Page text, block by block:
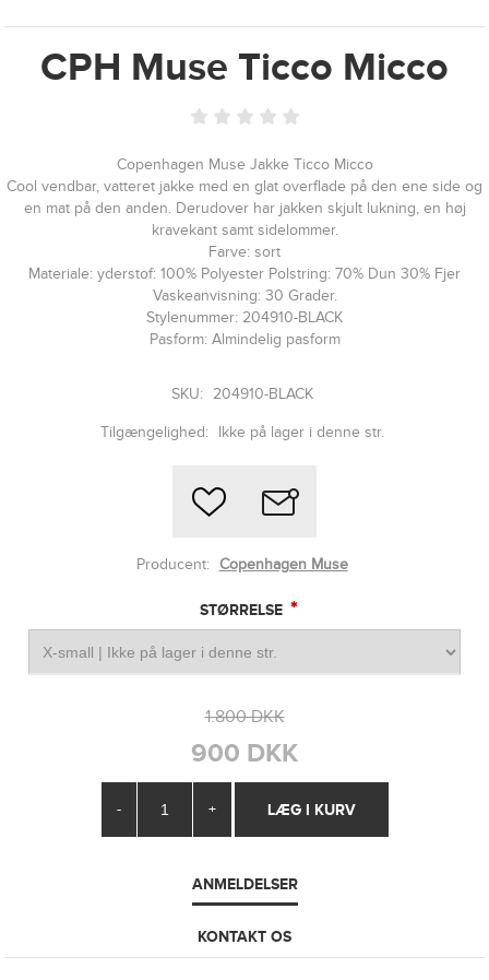
CPH Muse Ticco Micco
Copenhagen Muse Jakke Ticco Micco
Cool vendbar, vatteret jakke med en glat overflade på den ene side og
en mat på den anden. Derudover har jakken skjult lukning, en høj
kravekant samt sidelommer.
Farve: sort
Materiale: yderstof: 100% Polyester Polstring: 70% Dun 30% Fjer
Vaskeanvisning: 30 Grader.
Stylenummer: 204910-BLACK
Pasform: Almindelig pasform
SKU: 204910-BLACK
Tilgængelighed: Ikke på lager i denne str.
Producent: Copenhagen Muse
STØRRELSE *
1.800 DKK
900 DKK
- +
ANMELDELSER
KONTAKT OS